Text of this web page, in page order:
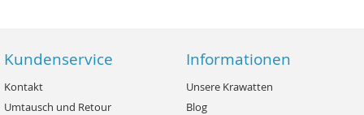
Kundenservice
Kontakt
Umtausch und Retour
Informationen
Unsere Krawatten
Blog